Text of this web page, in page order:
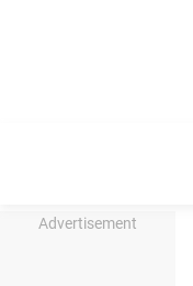
Advertisement